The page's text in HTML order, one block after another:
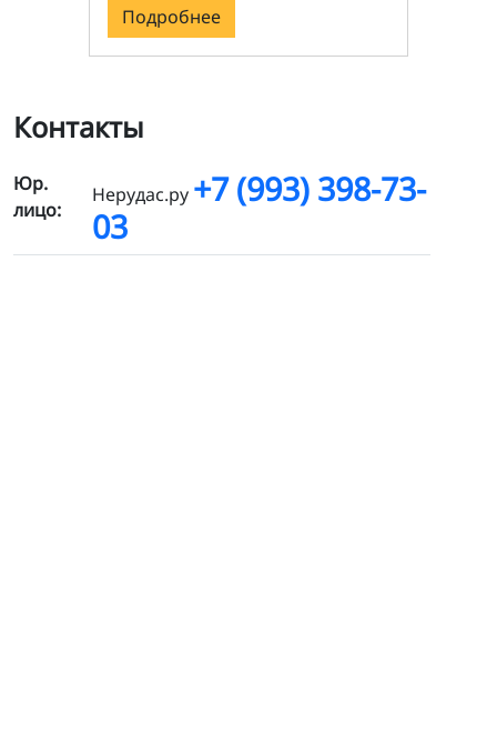
Подробнее
Контакты
Юр.
лицо:
Нерудас.ру +7 (993) 398-73-
03